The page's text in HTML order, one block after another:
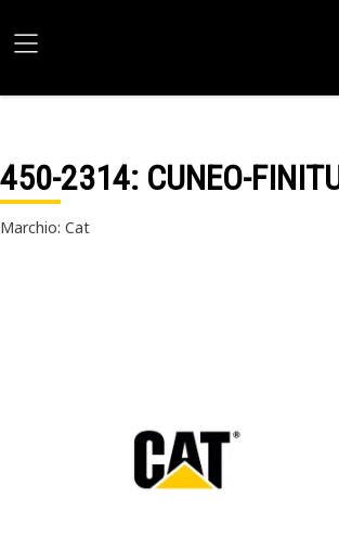
450-2314: CUNEO-
Marchio: Cat